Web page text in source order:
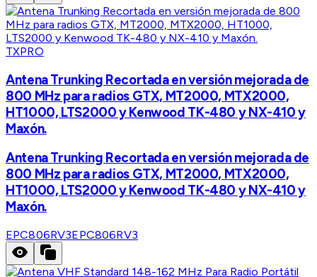
TXPRO
Antena Trunking Recortada en versión mejorada de
800 MHz para radios GTX, MT2000, MTX2000,
HT1000, LTS2000 y Kenwood TK-480 y NX-410 y
Maxón.
Antena Trunking Recortada en versión mejorada de
800 MHz para radios GTX, MT2000, MTX2000,
HT1000, LTS2000 y Kenwood TK-480 y NX-410 y
Maxón.
EPC806RV3EPC806RV3